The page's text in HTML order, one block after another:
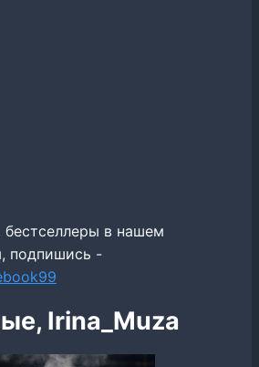
бестселлеры в нашем
подпишись -
Irina_Muza